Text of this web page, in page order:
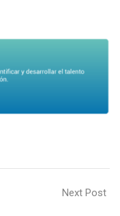
Next Post